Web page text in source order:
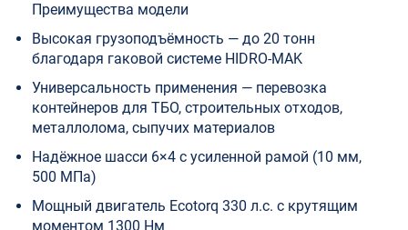
Преимущества модели
Высокая грузоподъёмность — до 20 тонн
благодаря гаковой системе HIDRO-MAK
Универсальность применения — перевозка
контейнеров для ТБО, строительных отходов,
металлолома, сыпучих материалов
Надёжное шасси 6×4 с усиленной рамой (10 мм,
500 МПа)
Мощный двигатель Ecotorq 330 л.с. с крутящим
моментом 1300 Нм